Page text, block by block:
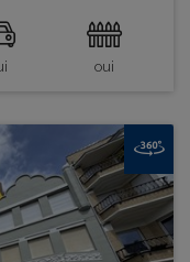
oui